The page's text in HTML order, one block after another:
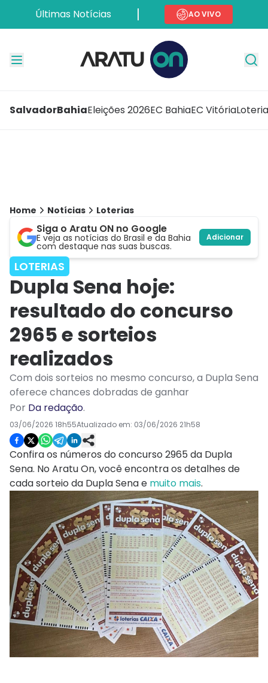
Últimas Notícias AO VIVO
SalvadorBahiaEleições 2026EC BahiaEC Vitória
Home Notícias Loterias
Siga o Aratu ON no Google
E veja as notícias do Brasil e da Bahia
com destaque nas suas buscas.
Adicionar
LOTERIAS
Dupla Sena hoje:
resultado do concurso
2965 e sorteios
realizados
Com dois sorteios no mesmo concurso, a Dupla Sena
oferece chances dobradas de ganhar
Por Da redação.
03/06/2026 18h55Atualizado em: 03/06/2026 21h58
Confira os números do concurso 2965 da Dupla
Sena. No Aratu On, você encontra os detalhes de
cada sorteio da Dupla Sena e muito mais.